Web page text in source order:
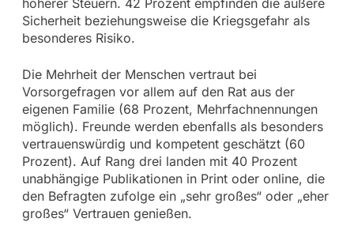
höherer Steuern. 42 Prozent empfinden die äußere
Sicherheit beziehungsweise die Kriegsgefahr als
besonderes Risiko.
Die Mehrheit der Menschen vertraut bei
Vorsorgefragen vor allem auf den Rat aus der
eigenen Familie (68 Prozent, Mehrfachnennungen
möglich). Freunde werden ebenfalls als besonders
vertrauenswürdig und kompetent geschätzt (60
Prozent). Auf Rang drei landen mit 40 Prozent
unabhängige Publikationen in Print oder online, die
den Befragten zufolge ein „sehr großes“ oder „eher
großes“ Vertrauen genießen.